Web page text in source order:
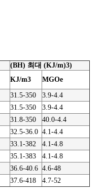
(BH) 최대 (KJ/m)3)
KJ/m3 MGOe
31.5-350
3.9-4.4
31.5-350
3.9-4.4
31.8-350
40.0-4.4
32.5-36.0 4.1-4.4
33.1-382
4.1-4.8
35.1-383
4.1-4.8
36.6-40.6 4.6-48
37.6-418 4.7-52